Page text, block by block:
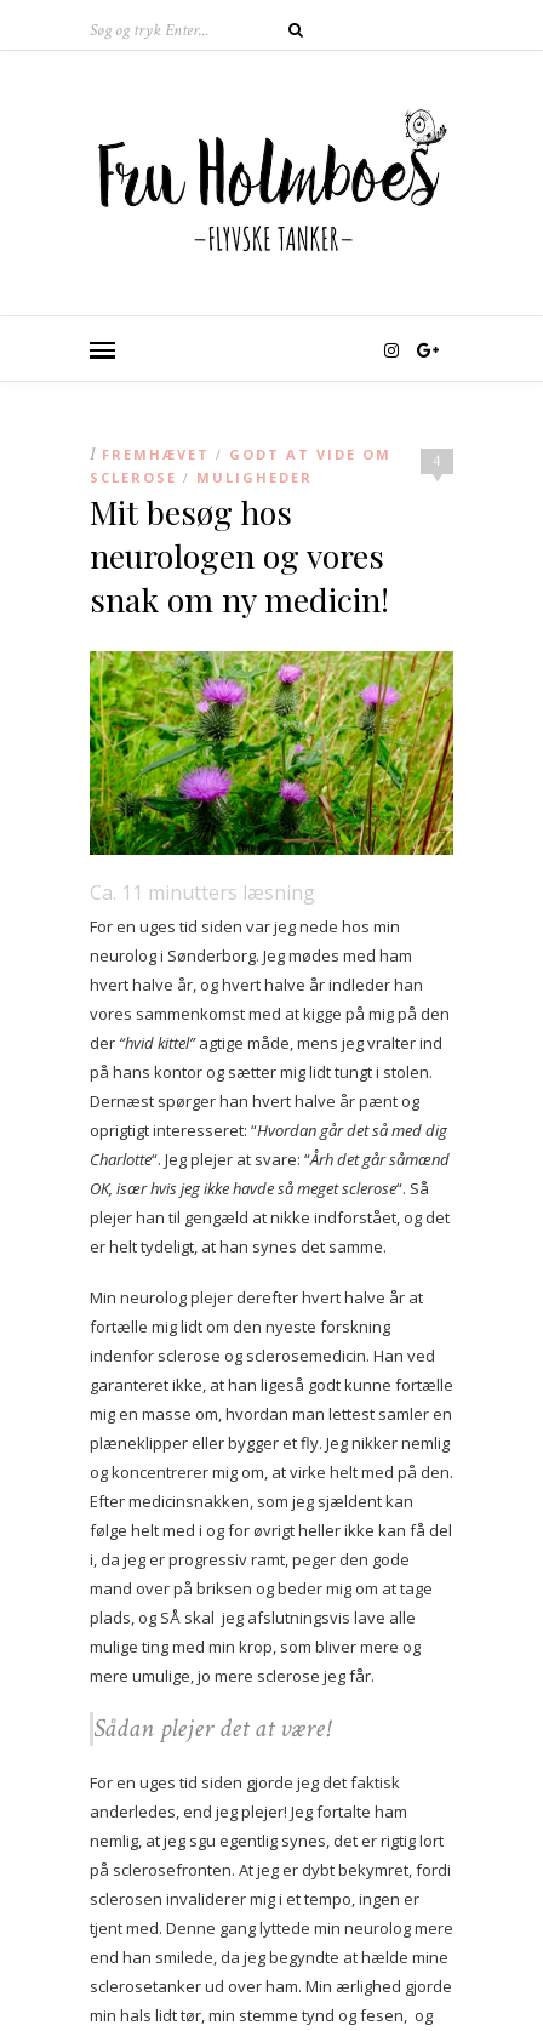
4
I FREMHÆVET / GODT AT VIDE OM
SCLEROSE / MULIGHEDER
Mit besøg hos
neurologen og vores
snak om ny medicin!
Ca. 11 minutters læsning
For en uges tid siden var jeg nede hos min
neurolog i Sønderborg. Jeg mødes med ham
hvert halve år, og hvert halve år indleder han
vores sammenkomst med at kigge på mig på den
der “hvid kittel”agtige måde, mens jeg vralter ind
på hans kontor og sætter mig lidt tungt i stolen.
Dernæst spørger han hvert halve år pænt og
oprigtigt interesseret: “Hvordan går det så med dig
Charlotte“. Jeg plejer at svare: “Årh det går såmænd
OK, især hvis jeg ikke havde så meget sclerose“. Så
plejer han til gengæld at nikke indforstået, og det
er helt tydeligt, at han synes det samme.
Min neurolog plejer derefter hvert halve år at
fortælle mig lidt om den nyeste forskning
indenfor sclerose og sclerosemedicin. Han ved
garanteret ikke, at han ligeså godt kunne fortælle
mig en masse om, hvordan man lettest samler en
plæneklipper eller bygger et fly. Jeg nikker nemlig
og koncentrerer mig om, at virke helt med på den.
Efter medicinsnakken, som jeg sjældent kan
følge helt med i og for øvrigt heller ikke kan få del
i, da jeg er progressiv ramt, peger den gode
mand over på briksen og beder mig om at tage
plads, og SÅ skal jeg afslutningsvis lave alle
mulige ting med min krop, som bliver mere og
mere umulige, jo mere sclerose jeg får.
Sådan plejerdet at være!
For en uges tid siden gjorde jeg det faktisk
anderledes, end jeg plejer! Jeg fortalte ham
nemlig, at jeg sgu egentlig synes, det er rigtig lort
på sclerosefronten. At jeg er dybt bekymret, fordi
sclerosen invaliderer mig i et tempo, ingen er
tjent med. Denne gang lyttede min neurolog mere
end han smilede, da jeg begyndte at hælde mine
sclerosetanker ud over ham. Min ærlighed gjorde
min hals lidt tør, min stemme tynd og fesen, og